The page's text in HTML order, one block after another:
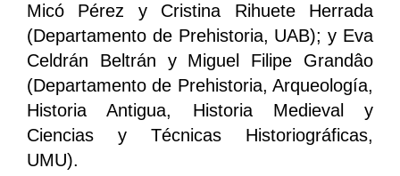
Micó Pérez y Cristina Rihuete Herrada
(Departamento de Prehistoria, UAB); y Eva
Celdrán Beltrán y Miguel Filipe Grandâo
(Departamento de Prehistoria, Arqueología,
Historia Antigua, Historia Medieval y
Ciencias y Técnicas Historiográficas,
UMU).